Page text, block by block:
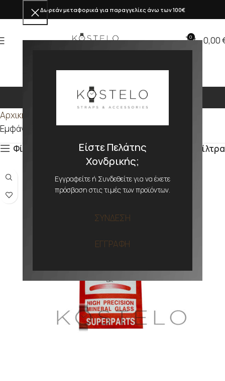
Είστε Πελάτης
Χονδρικής;
Εγγραφείτε ή Συνδεθείτε για να έχετε
πρόσβαση στις τιμές των προϊόντων.
ΣΥΝΔΕΣΗ
ΕΓΓΡΑΦΗ
Δωρεάν μεταφορικά για παραγγελίες άνω των 100€
0 0,00
338mm
Αρχική σελίδα
Εμφάνιση του μοναδικού αποτελέσματος
Φίλτρα
Φίλτρα